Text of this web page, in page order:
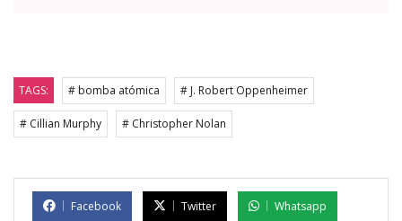
TAGS: # bomba atómica # J. Robert Oppenheimer
# Cillian Murphy # Christopher Nolan
Facebook Twitter Whatsapp